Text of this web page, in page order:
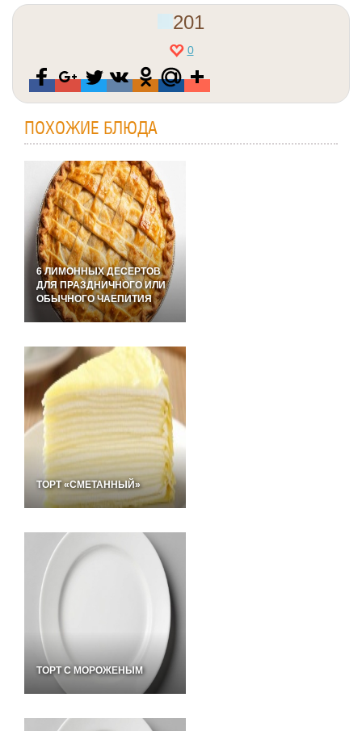
201
0
ПОХОЖИЕ БЛЮДА
6 ЛИМОННЫХ ДЕСЕРТОВ
ДЛЯ ПРАЗДНИЧНОГО ИЛИ
ОБЫЧНОГО ЧАЕПИТИЯ
ТОРТ «СМЕТАННЫЙ»
ТОРТ С МОРОЖЕНЫМ